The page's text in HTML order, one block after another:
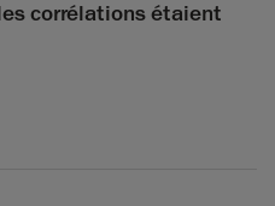
corrélations étaient